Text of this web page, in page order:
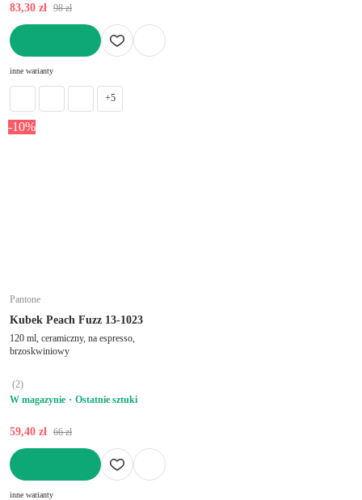
83,30 zł 98 zł
inne warianty
+5
-10%
Pantone
Kubek Peach Fuzz 13-1023
120 ml, ceramiczny, na espresso,
brzoskwiniowy
(2)
W magazynie
Ostatnie sztuki
59,40 zł 66 zł
inne warianty